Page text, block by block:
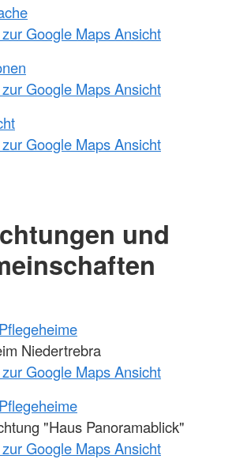
Google Maps Ansicht
Google Maps Ansicht
Google Maps Ansicht
und
Niedertrebra
Google Maps Ansicht
"Haus Panoramablick"
Google Maps Ansicht